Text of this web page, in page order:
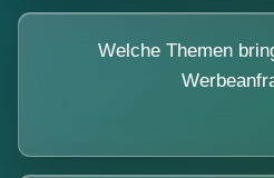
Welche Themen